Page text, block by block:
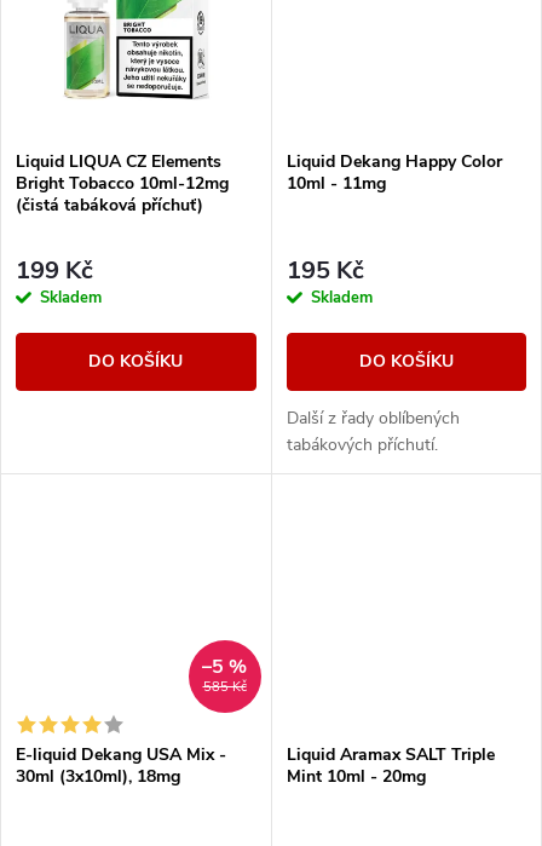
Liquid LIQUA CZ Elements
Bright Tobacco 10ml-12mg
(čistá tabáková příchuť)
199 Kč
Skladem
DO KOŠÍKU
Liquid Dekang Happy Color
10ml - 11mg
195 Kč
Skladem
DO KOŠÍKU
Další z řady oblíbených
tabákových příchutí.
585 Kč
–5 %
E-liquid Dekang USA Mix -
30ml (3x10ml), 18mg
Liquid Aramax SALT Triple
Mint 10ml - 20mg